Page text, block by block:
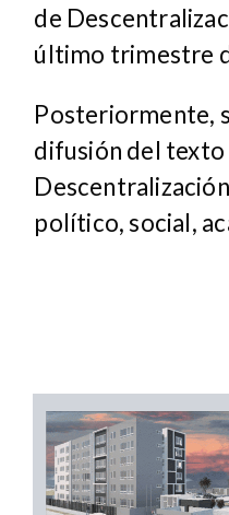
de
último trimestre
Posteriormente,
difusión del texto
político, social,